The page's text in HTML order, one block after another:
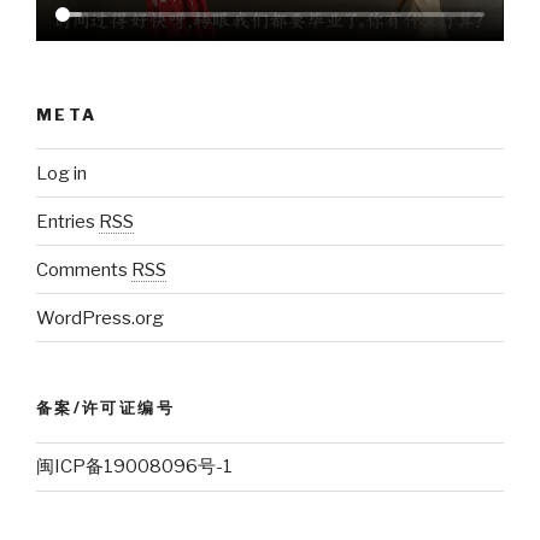
META
Log in
Entries RSS
Comments RSS
WordPress.org
备案/许可证编号
闽ICP备19008096号-1